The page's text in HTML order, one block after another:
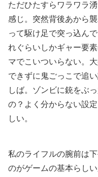
ただひたすらワラワラ
感じ。突然背後あから
って駆け足で突っ込ん
れぐらいしかギャー要
マでこいついらない。
できずに鬼ごっこで追
しば。ゾンビに銃をぶ
の？よく分からない設
しい。
私のライフルの腕前は
のがゲームの基本らし